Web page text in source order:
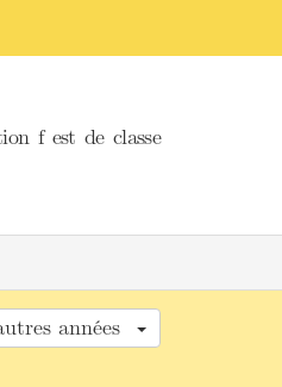
f est de classe
années